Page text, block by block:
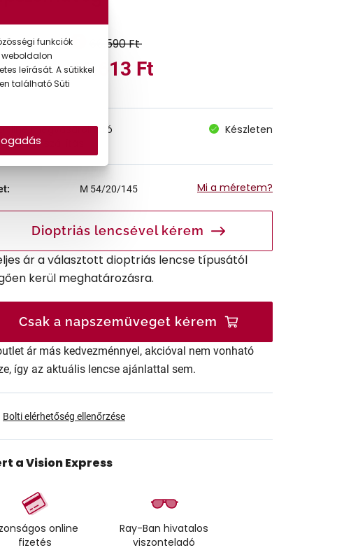
ár: 66.590 Ft
ár: 46.613 Ft
megvásárolható
Készleten
szállítás
M 54/20/145 Mi a méretem?
Dioptriás lencsével kérem
ár a választott dioptriás lencse típusától
kerül meghatározásra.
Csak a napszemüveget kérem
ár más kedvezménnyel, akcióval nem vonható
így az aktuális lencse ajánlattal sem.
Bolti elérhetőség ellenőrzése
a Vision Express
online
fizetés
Ray-Ban hivatalos
viszonteladó
funkciók
leírását. A sütikkel
található Süti